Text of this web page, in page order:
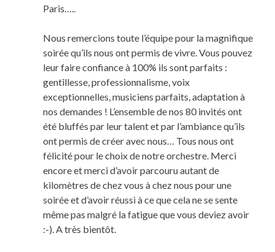
Paris…..
Nous remercions toute l’équipe pour la magnifique
soirée qu’ils nous ont permis de vivre. Vous pouvez
leur faire confiance à 100% ils sont parfaits :
gentillesse, professionnalisme, voix
exceptionnelles, musiciens parfaits, adaptation à
nos demandes ! L’ensemble de nos 80 invités ont
été bluffés par leur talent et par l’ambiance qu’ils
ont permis de créer avec nous… Tous nous ont
félicité pour le choix de notre orchestre. Merci
encore et merci d’avoir parcouru autant de
kilomètres de chez vous à chez nous pour une
soirée et d’avoir réussi à ce que cela ne se sente
même pas malgré la fatigue que vous deviez avoir
:-). A très bientôt.